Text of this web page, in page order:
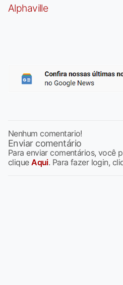
Alphaville
Nenhum comentario!
Enviar comentário
Para enviar comentários, você
cliqueAqui. Para fazer login,